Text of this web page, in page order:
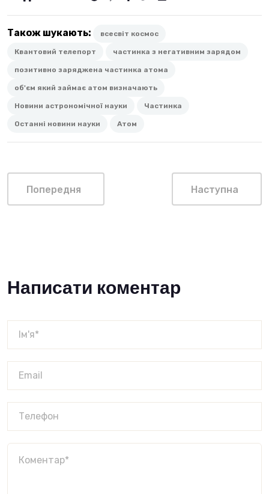
Також шукають: всесвіт космос
Квантовий телепорт частинка з негативним зарядом
позитивно заряджена частинка атома
об'єм який займає атом визначають
Новини астрономічної науки Частинка
Останні новини науки Атом
Попередня Наступна
Написати коментар